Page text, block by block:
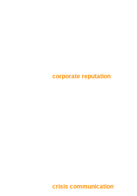
corporate reputation
crisis communication